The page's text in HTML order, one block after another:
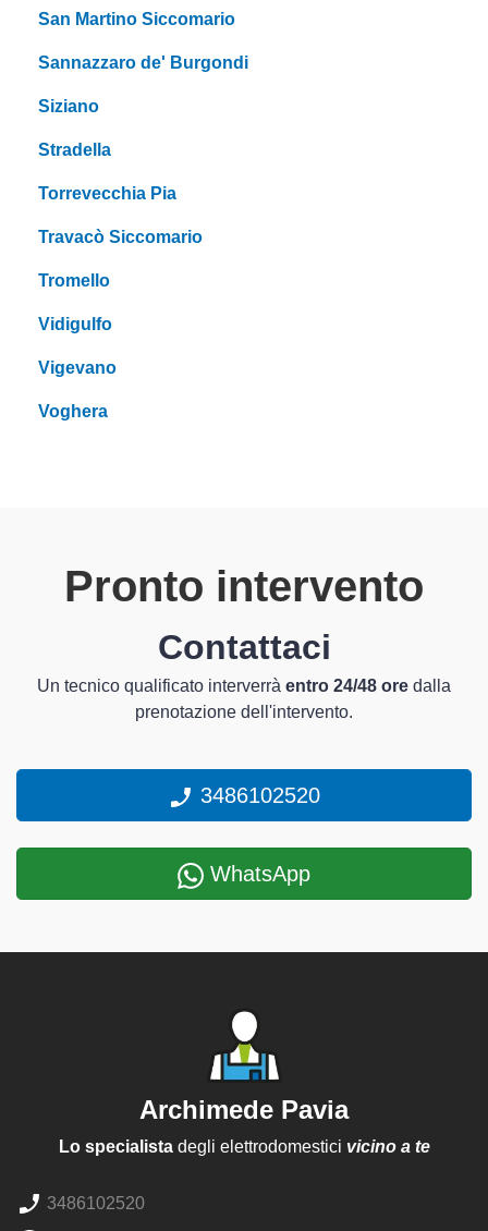
San Martino Siccomario
Sannazzaro de' Burgondi
Siziano
Stradella
Torrevecchia Pia
Travacò Siccomario
Tromello
Vidigulfo
Vigevano
Voghera
Pronto intervento
Contattaci
Un tecnico qualificato interverrà entro 24/48 ore dalla
prenotazione dell'intervento.
3486102520
WhatsApp
Archimede Pavia
Lo specialistadegli elettrodomestici vicino a te
3486102520